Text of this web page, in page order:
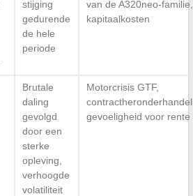
stijging
gedurende
de hele
periode
van de A320neo-
kapitaalkosten
Brutale
daling
gevolgd
door een
sterke
opleving,
verhoogde
volatiliteit
Motorcrisis GTF,
gevoeligheid voor rente